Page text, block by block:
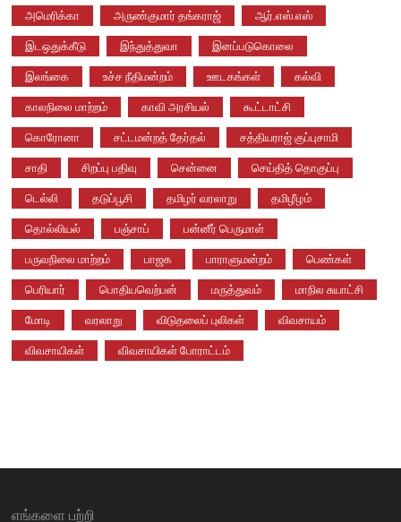
அமெரிக்கா அருண்குமார் தங்கராஜ் ஆர்.எஸ்.எஸ்
இடஒதுக்கீடு இந்துத்துவா இனப்படுகொலை
இலங்கை உச்ச நீதிமன்றம் ஊடகங்கள் கல்வி
காலநிலை மாற்றம் காவி அரசியல் கூட்டாட்சி
கொரோனா சட்டமன்றத் தேர்தல் சத்தியராஜ் குப்புசாமி
சாதி சிறப்பு பதிவு சென்னை செய்தித் தொகுப்பு
டெல்லி தடுப்பூசி தமிழர் வரலாறு தமிழீழம்
தொல்லியல் பஞ்சாப் பன்னீர் பெருமாள்
பருவநிலை மாற்றம் பாஜக பாராளுமன்றம் பெண்கள்
பெரியார் பொதியவெற்பன் மருத்துவம் மாநில சுயாட்சி
மோடி வரலாறு விடுதலைப் புலிகள் விவசாயம்
விவசாயிகள் விவசாயிகள் போராட்டம்
எங்களை பற்றி